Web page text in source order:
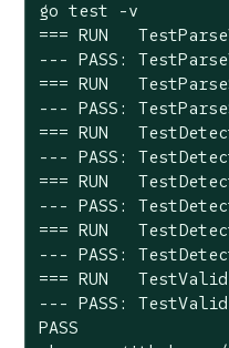
go test -v
=== RUN
--- PASS:
=== RUN
--- PASS:
=== RUN
--- PASS:
=== RUN
--- PASS:
=== RUN
--- PASS:
=== RUN
--- PASS:
PASS